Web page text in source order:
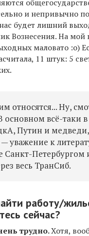
и непривычно
будет лишний
Вознесения. На мой
маловато :о)
11 штук: 5
относятся... Ну,
основном всё-таки
Путин и
уважение к
Санкт-Петербургом
весь ТранСиб.
работу/
сейчас?
трудно.Хотя,